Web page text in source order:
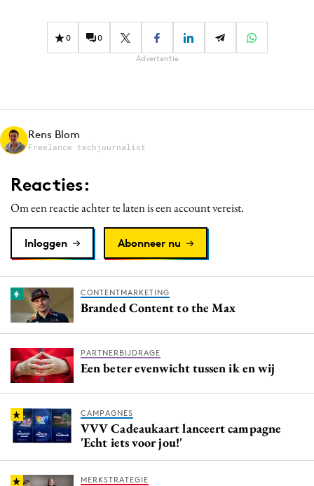
Effectiviteit
Gedragsverandering
Media
PR
Programmatic
Reputatie & crisis
0 0
Advertentie
Rens Blom
Freelance techjournalist
Reacties:
Om een reactie achter te laten is een account vereist.
Inloggen Abonneer nu
CONTENTMARKETING
Branded Content to the Max
PARTNERBIJDRAGE
Een beter evenwicht tussen ik en wij
CAMPAGNES
VVV Cadeaukaart lanceert campagne
'Echt iets voor jou!'
MERKSTRATEGIE